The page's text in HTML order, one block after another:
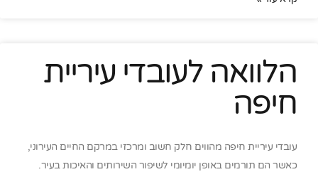
הלוואה לעובדי עיריית
חיפה
עובדי עיריית חיפה מהווים חלק חשוב ומרכזי במרקם החיים העירוני,
כאשר הם תורמים באופן יומיומי לשיפור השירותים והאיכות בעיר.